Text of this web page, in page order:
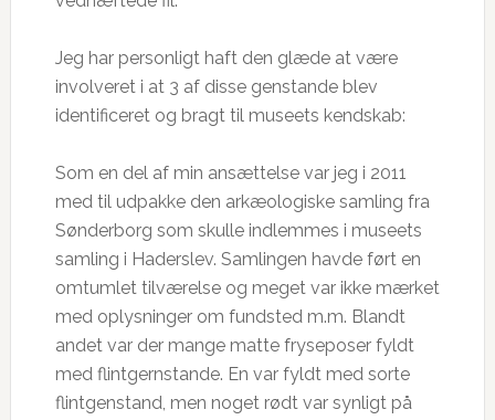
Jeg har personligt haft den glæde at være
involveret i at 3 af disse genstande blev
identificeret og bragt til museets kendskab:
Som en del af min ansættelse var jeg i 2011
med til udpakke den arkæologiske samling fra
Sønderborg som skulle indlemmes i museets
samling i Haderslev. Samlingen havde ført en
omtumlet tilværelse og meget var ikke mærket
med oplysninger om fundsted m.m. Blandt
andet var der mange matte fryseposer fyldt
med flintgernstande. En var fyldt med sorte
flintgenstand, men noget rødt var synligt på